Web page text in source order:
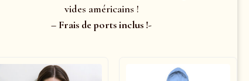
vides américains !
– Frais de ports inclus !-